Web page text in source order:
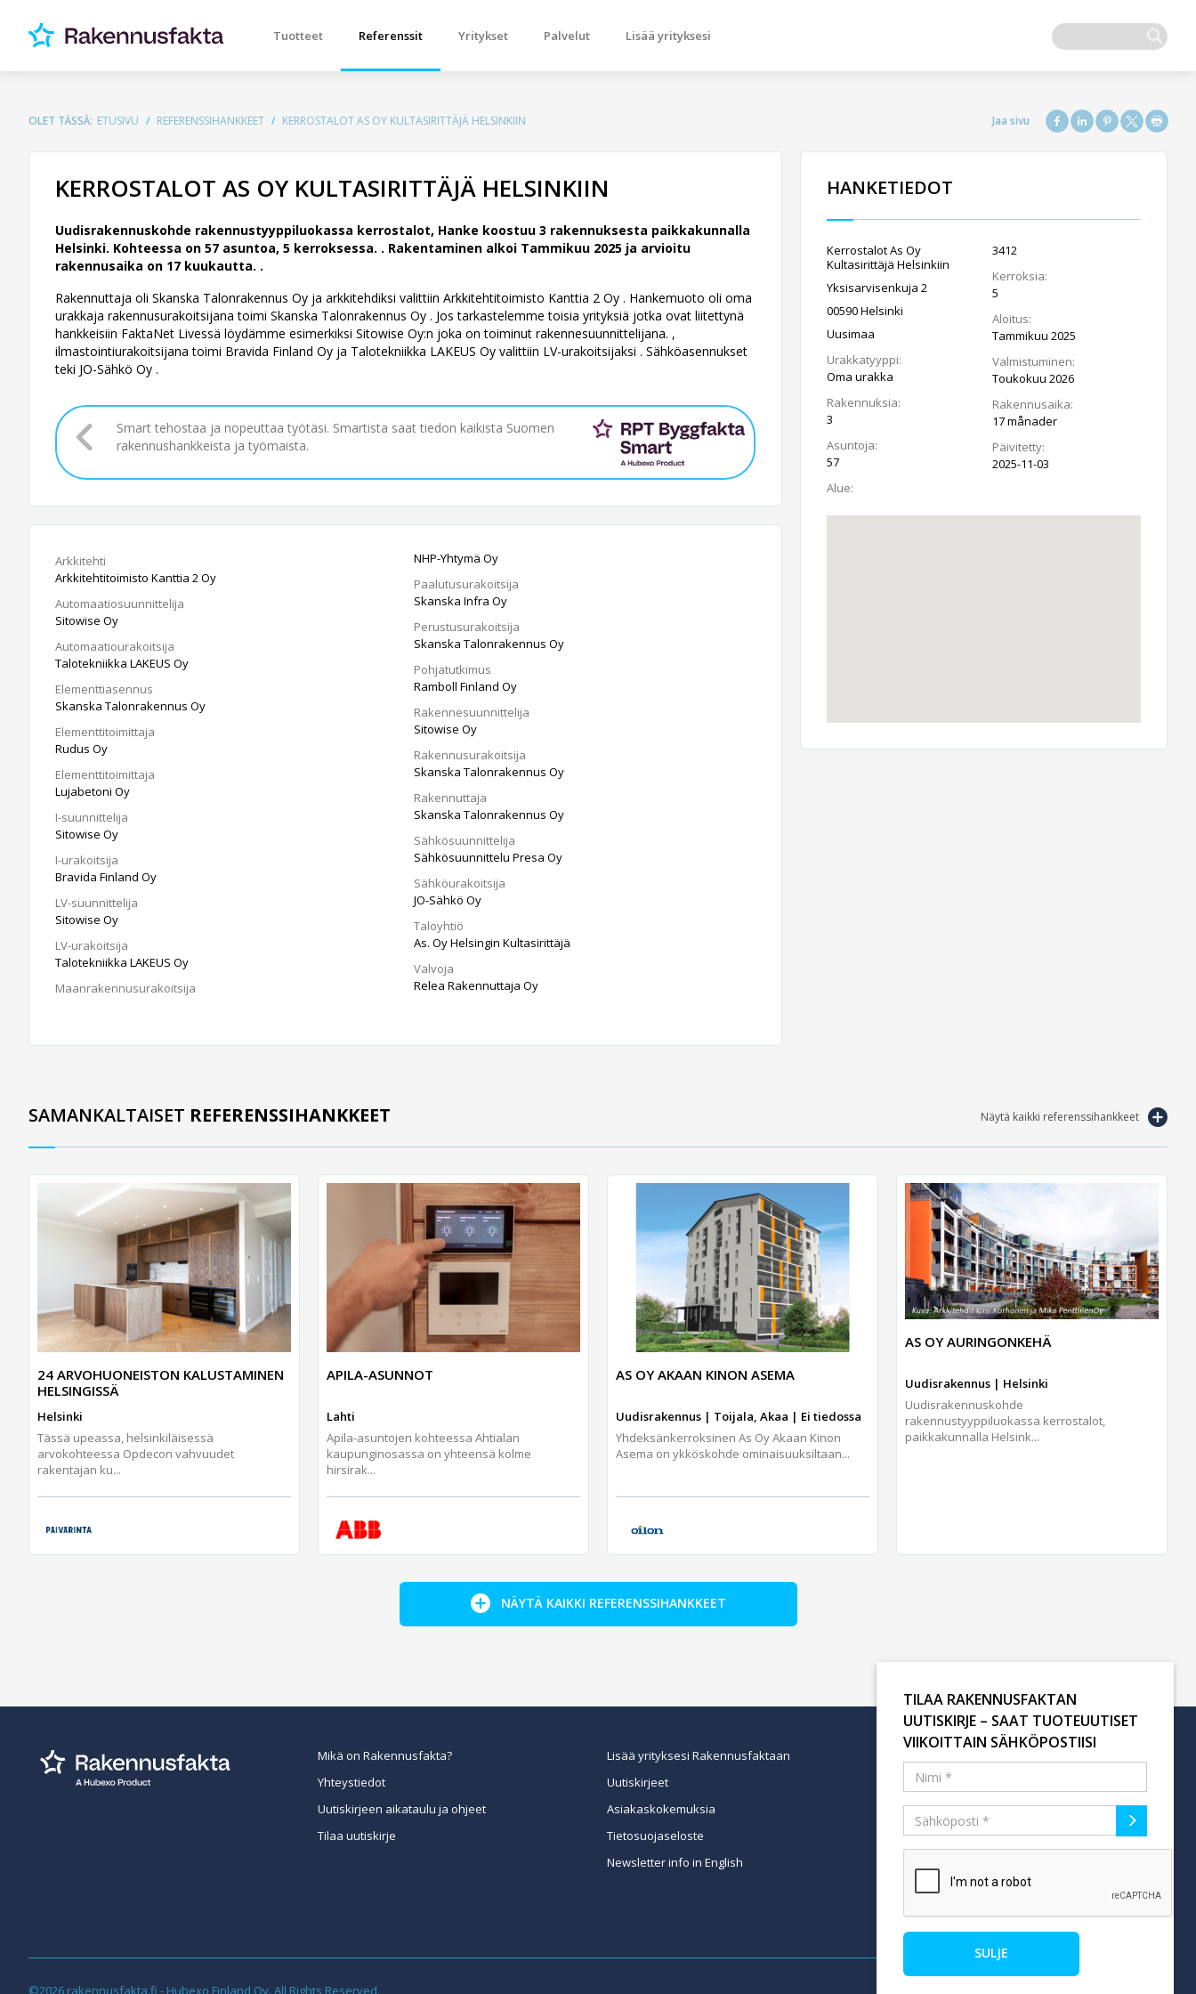
Tuotteet Referenssit Yritykset Palvelut Lisää yrityksesi
OLET TÄSSÄ: ETUSIVU REFERENSSIHANKKEET KERROSTALOT AS OY KULTASIRITTÄJÄ HELSINKIIN
KERROSTALOT AS OY KULTASIRITTÄJÄ HELSINKIIN
Uudisrakennuskohde rakennustyyppiluokassa kerrostalot, Hanke koostuu 3 rakennuksesta paikkakunnalla
Helsinki. Kohteessa on 57 asuntoa, 5 kerroksessa. . Rakentaminen alkoi Tammikuu 2025 ja arvioitu
rakennusaika on 17 kuukautta. .
Rakennuttaja oli Skanska Talonrakennus Oy ja arkkitehdiksi valittiin Arkkitehtitoimisto Kanttia 2 Oy . Hankemuoto oli oma
urakkaja rakennusurakoitsijana toimi Skanska Talonrakennus Oy . Jos tarkastelemme toisia yrityksiä jotka ovat liitettynä
hankkeisiin FaktaNet Livessä löydämme esimerkiksi Sitowise Oy:n joka on toiminut rakennesuunnittelijana. ,
ilmastointiurakoitsijana toimi Bravida Finland Oy ja Talotekniikka LAKEUS Oy valittiin LV-urakoitsijaksi . Sähköasennukset
teki JO-Sähkö Oy .
Smart tehostaa ja nopeuttaa työtäsi. Smartista saat tiedon kaikista Suomen
rakennushankkeista ja työmaista.
Arkkitehti
Arkkitehtitoimisto Kanttia 2 Oy
Automaatiosuunnittelija
Sitowise Oy
Automaatiourakoitsija
Talotekniikka LAKEUS Oy
Elementtiasennus
Skanska Talonrakennus Oy
Elementtitoimittaja
Rudus Oy
Elementtitoimittaja
Lujabetoni Oy
I-suunnittelija
Sitowise Oy
I-urakoitsija
Bravida Finland Oy
LV-suunnittelija
Sitowise Oy
LV-urakoitsija
Talotekniikka LAKEUS Oy
Maanrakennusurakoitsija
NHP-Yhtymä Oy
Paalutusurakoitsija
Skanska Infra Oy
Perustusurakoitsija
Skanska Talonrakennus Oy
Pohjatutkimus
Ramboll Finland Oy
Rakennesuunnittelija
Sitowise Oy
Rakennusurakoitsija
Skanska Talonrakennus Oy
Rakennuttaja
Skanska Talonrakennus Oy
Sähkösuunnittelija
Sähkösuunnittelu Presa Oy
Sähköurakoitsija
JO-Sähkö Oy
Taloyhtiö
As. Oy Helsingin Kultasirittäjä
Valvoja
Relea Rakennuttaja Oy
HANKETIEDOT
Kerrostalot As Oy
Kultasirittäjä Helsinkiin
Yksisarvisenkuja 2
00590 Helsinki
Uusimaa
Urakkatyyppi:
Oma urakka
Rakennuksia:
3
Asuntoja:
57
Alue:
3412
Kerroksia:
5
Aloitus:
Tammikuu 2025
Valmistuminen:
Toukokuu 2026
Rakennusaika:
17 månader
Päivitetty:
2025-11-03
Näytä kaikki referenssihankkeet
SAMANKALTAISET REFERENSSIHANKKEET
24 ARVOHUONEISTON KALUSTAMINEN
HELSINGISSÄ
Helsinki
Tässä upeassa, helsinkiläisessä
arvokohteessa Opdecon vahvuudet
rakentajan ku...
APILA-ASUNNOT
Lahti
Apila-asuntojen kohteessa Ahtialan
kaupunginosassa on yhteensä kolme
hirsirak...
AS OY AKAAN KINON ASEMA
Uudisrakennus | Toijala, Akaa | Ei tiedossa
Yhdeksänkerroksinen As Oy Akaan Kinon
Asema on ykköskohde ominaisuuksiltaan...
AS OY AURINGONKEHÄ
Uudisrakennus | Helsinki
Uudisrakennuskohde
rakennustyyppiluokassa kerrostalot,
paikkakunnalla Helsink...
NÄYTÄ KAIKKI REFERENSSIHANKKEET
Mikä on Rakennusfakta?
Yhteystiedot
Uutiskirjeen aikataulu ja ohjeet
Tilaa uutiskirje
Lisää yrityksesi Rakennusfaktaan
Uutiskirjeet
Asiakaskokemuksia
Tietosuojaseloste
Newsletter info in English
©2026 rakennusfakta.fi - Hubexo Finland Oy. All Rights Reserved.
TILAA RAKENNUSFAKTAN
UUTISKIRJE – SAAT TUOTEUUTISET
VIIKOITTAIN SÄHKÖPOSTIISI
SULJE